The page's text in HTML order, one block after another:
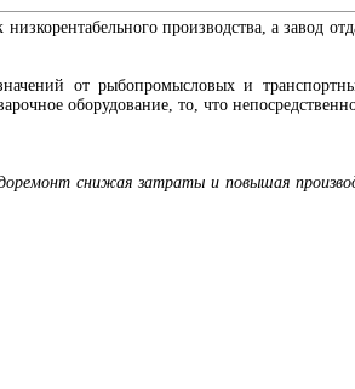
производства, а завод
от рыбопромысловых и
оборудование, то, что
снижая затраты и повышая